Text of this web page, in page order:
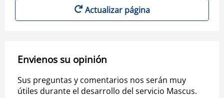
Actualizar página
Envienos su opinión
Sus preguntas y comentarios nos serán muy
útiles durante el desarrollo del servicio Mascus.